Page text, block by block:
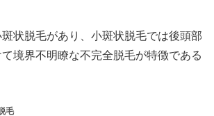
状脱毛があり、小斑状脱毛では後頭部
境界不明瞭な不完全脱毛が特徴である
毛